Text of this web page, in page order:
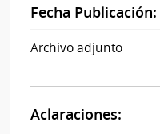
Fecha Publicación:
Archivo adjunto
Aclaraciones: